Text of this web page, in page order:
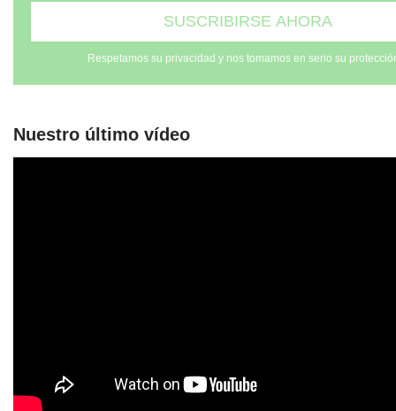
Respetamos su privacidad y nos tomamos en serio su
Nuestro último vídeo